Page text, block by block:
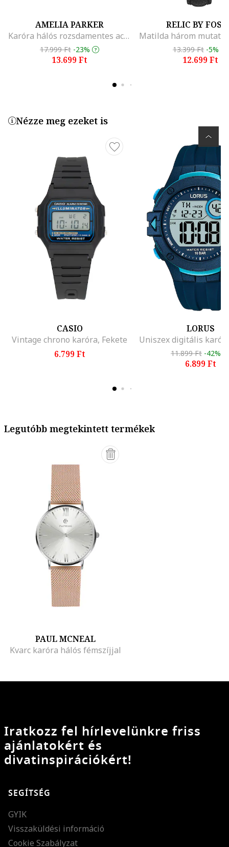
AMELIA PARKER
Karóra hálós rozsdamentes acél szíjjal
17.999 Ft -23%
13.699 Ft
RELIC BY
13.399 Ft -5%
12.699 Ft
Nézze meg ezeket is
CASIO
Vintage chrono karóra, Fekete
6.799 Ft
LORUS
11.899 Ft -42%
6.899 Ft
Legutóbb megtekintett termékek
PAUL MCNEAL
Kvarc karóra hálós fémszíjjal
Iratkozz fel hírlevelünkre friss
ajánlatokért és
divatinspirációkért!
SEGÍTSÉG
GYIK
Visszaküldési információ
Cookie Szabályzat